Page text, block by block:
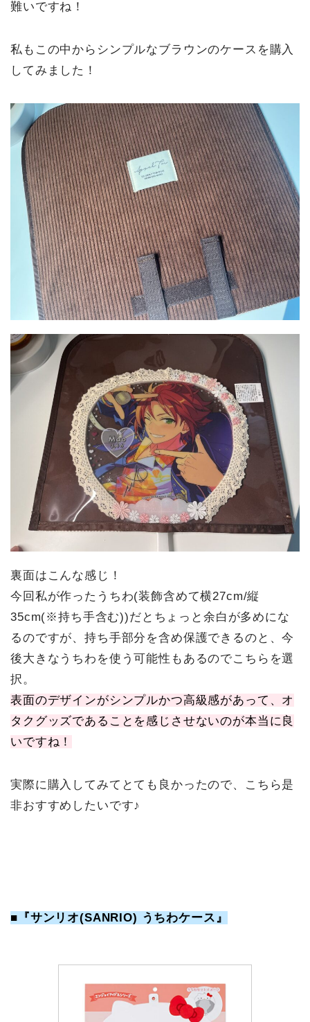
難いですね！
私もこの中からシンプルなブラウンのケースを購入
してみました！
裏面はこんな感じ！
今回私が作ったうちわ(装飾含めて横27cm/縦
35cm(※持ち手含む))だとちょっと余白が多めにな
るのですが、持ち手部分を含め保護できるのと、今
後大きなうちわを使う可能性もあるのでこちらを選
択。
表面のデザインがシンプルかつ高級感があって、オ
タクグッズであることを感じさせないのが本当に良
いですね！
実際に購入してみてとても良かったので、こちら是
非おすすめしたいです♪
■『サンリオ(SANRIO) うちわケース』